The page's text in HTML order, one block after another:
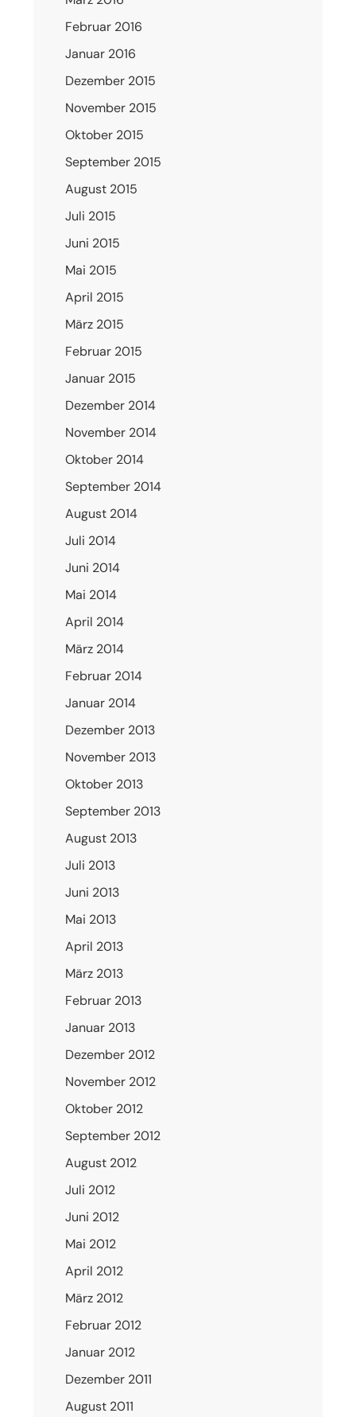
Februar 2016
Januar 2016
Dezember 2015
November 2015
Oktober 2015
September 2015
August 2015
Juli 2015
Juni 2015
Mai 2015
April 2015
März 2015
Februar 2015
Januar 2015
Dezember 2014
November 2014
Oktober 2014
September 2014
August 2014
Juli 2014
Juni 2014
Mai 2014
April 2014
März 2014
Februar 2014
Januar 2014
Dezember 2013
November 2013
Oktober 2013
September 2013
August 2013
Juli 2013
Juni 2013
Mai 2013
April 2013
März 2013
Februar 2013
Januar 2013
Dezember 2012
November 2012
Oktober 2012
September 2012
August 2012
Juli 2012
Juni 2012
Mai 2012
April 2012
März 2012
Februar 2012
Januar 2012
Dezember 2011
August 2011